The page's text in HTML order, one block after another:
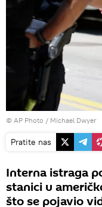
© AP Photo / Michael Dwyer
Pratite nas
Interna istraga
stanici u
što se pojavio